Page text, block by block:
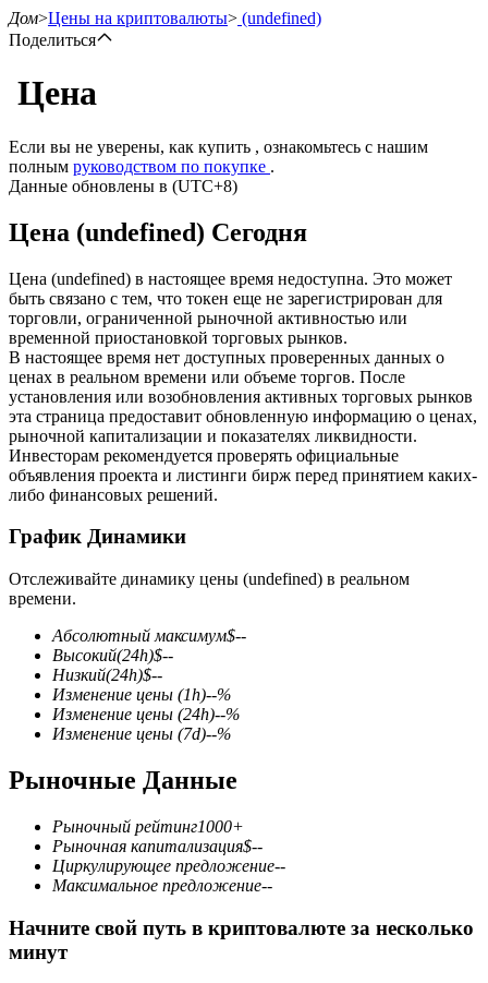
USDT-фьючерсы
Фьючерсы с использованием USDT в качестве
обеспечения
Фьючерсы на COIN-M
Криптовалютные фьючерсы
TradFi
Деривативы на акции, форекс, драгоценные металлы и
сырьевые товары
Дом>Цены на криптовалюты> (undefined)
Поделиться
Цена
Если вы не уверены, как купить , ознакомьтесь с нашим
полным руководством по покупке .
Данные обновлены в (UTC+8)
Цена (undefined) Сегодня
Цена (undefined) в настоящее время недоступна. Это может
быть связано с тем, что токен еще не зарегистрирован для
торговли, ограниченной рыночной активностью или
временной приостановкой торговых рынков.
В настоящее время нет доступных проверенных данных о
ценах в реальном времени или объеме торгов. После
установления или возобновления активных торговых рынков
эта страница предоставит обновленную информацию о ценах,
рыночной капитализации и показателях ликвидности.
Инвесторам рекомендуется проверять официальные
объявления проекта и листинги бирж перед принятием каких-
либо финансовых решений.
График Динамики
Отслеживайте динамику цены (undefined) в реальном
времени.
Абсолютный максимум$--
Высокий(24h)$--
Низкий(24h)$--
Изменение цены (1h)--%
Изменение цены (24h)--%
Изменение цены (7d)--%
Рыночные Данные
Рыночный рейтинг1000+
Рыночная капитализация$--
Циркулирующее предложение--
Максимальное предложение--
Начните свой путь в криптовалюте за несколько
минут